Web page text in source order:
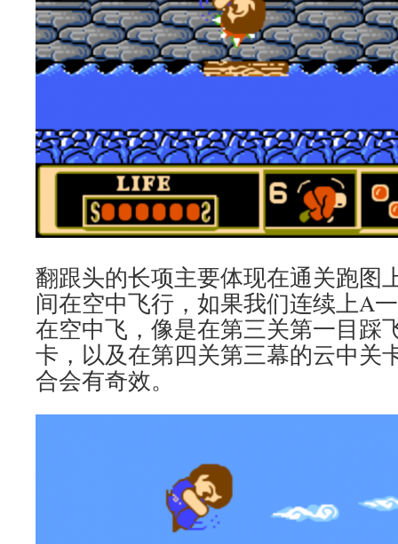
翻跟头的长项主要体现在通关跑图
间在空中飞行，如果我们连续上A
在空中飞，像是在第三关第一目踩
卡，以及在第四关第三幕的云中关
合会有奇效。